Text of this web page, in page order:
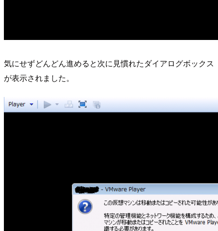
気にせずどんどん進めると次に見慣れたダイアログボックス
が表示されました。